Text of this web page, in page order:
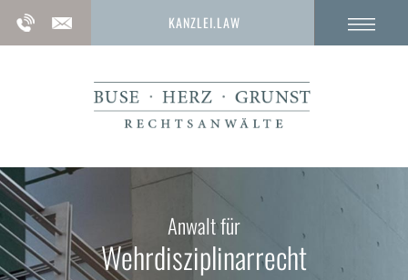
KANZLEI.LAW
Anwalt für
Wehrdisziplinarrecht